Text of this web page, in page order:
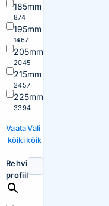
185mm
874
195mm
1467
205mm
2045
215mm
2457
225mm
3394
Vaata
kõiki
Vali
kõik
Rehvi
profiil